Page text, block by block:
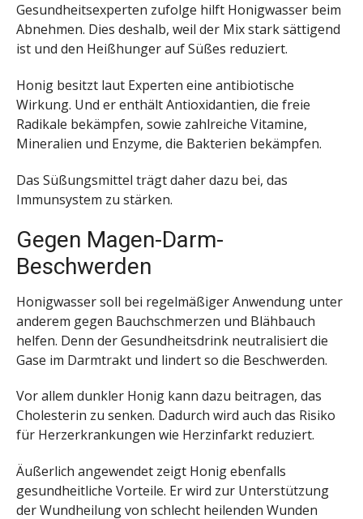
Gesundheitsexperten zufolge hilft Honigwasser beim
Abnehmen. Dies deshalb, weil der Mix stark sättigend
ist und den Heißhunger auf Süßes reduziert.
Honig besitzt laut Experten eine antibiotische
Wirkung. Und er enthält Antioxidantien, die freie
Radikale bekämpfen, sowie zahlreiche Vitamine,
Mineralien und Enzyme, die Bakterien bekämpfen.
Das Süßungsmittel trägt daher dazu bei, das
Immunsystem zu stärken.
Gegen Magen-Darm-
Beschwerden
Honigwasser soll bei regelmäßiger Anwendung unter
anderem gegen Bauchschmerzen und Blähbauch
helfen. Denn der Gesundheitsdrink neutralisiert die
Gase im Darmtrakt und lindert so die Beschwerden.
Vor allem dunkler Honig kann dazu beitragen, das
Cholesterin zu senken. Dadurch wird auch das Risiko
für Herzerkrankungen wie Herzinfarkt reduziert.
Äußerlich angewendet zeigt Honig ebenfalls
gesundheitliche Vorteile. Er wird zur Unterstützung
der Wundheilung von schlecht heilenden Wunden